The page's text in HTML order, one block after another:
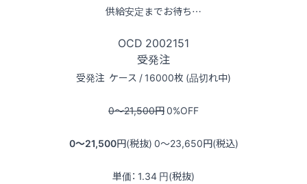
供給安定までお待ち…
OCD 2002151
受発注
受発注 ケース / 16000枚 (品切れ中)
0〜21,500円0%OFF
0〜21,500円(税抜) 0〜23,650円(税込)
単価： 1.34 円(税抜)